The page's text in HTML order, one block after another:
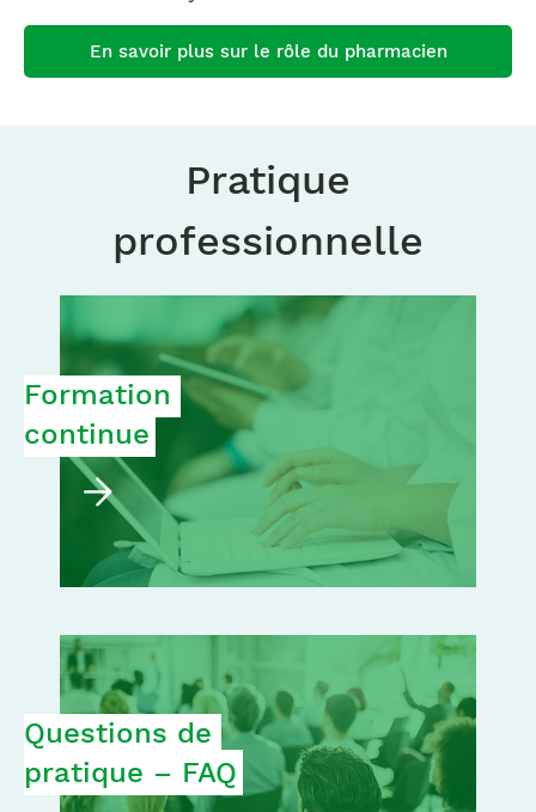
En savoir plus sur le rôle du pharmacien
Pratique
professionnelle
Formation
continue
Questions de
pratique – FAQ